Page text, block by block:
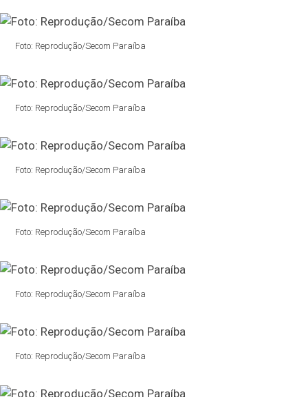
Foto: Reprodução/Secom Paraíba
Foto: Reprodução/Secom Paraíba
Foto: Reprodução/Secom Paraíba
Foto: Reprodução/Secom Paraíba
Foto: Reprodução/Secom Paraíba
Foto: Reprodução/Secom Paraíba